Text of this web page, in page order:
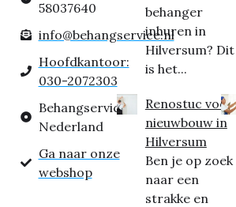
58037640
info@behangservice.nl
Hoofdkantoor:
030-2072303
Behangservice
Nederland
Ga naar onze
webshop
behanger
inhuren in
Hilversum? Dit
is het...
Renostuc voor
nieuwbouw in
Hilversum
Ben je op zoek
naar een
strakke en